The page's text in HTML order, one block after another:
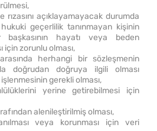
rızasını açıklayamayacak durumda
geçerlilik tanınmayan kişinin
hayatı veya beden
için zorunlu olması,
herhangi bir sözleşmenin
doğrudan doğruya ilgili olması
gerekli olması,
yerine getirebilmesi için
alenileştirilmiş olması,
veya korunması için veri